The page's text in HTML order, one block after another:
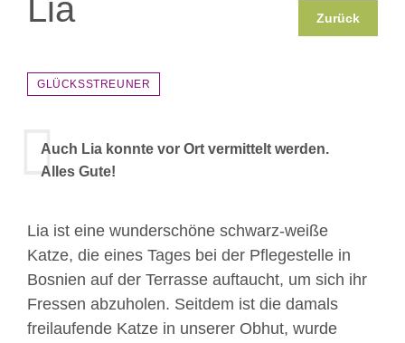
Lia Zurück
GLÜCKSSTREUNER
Auch Lia konnte vor Ort vermittelt werden.
Alles Gute!
Lia ist eine wunderschöne schwarz-weiße
Katze, die eines Tages bei der Pflegestelle in
Bosnien auf der Terrasse auftaucht, um sich ihr
Fressen abzuholen. Seitdem ist die damals
freilaufende Katze in unserer Obhut, wurde